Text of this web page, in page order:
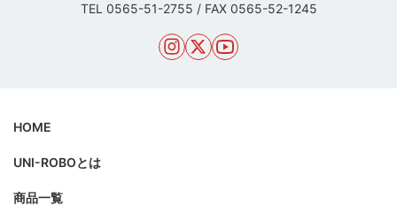
TEL 0565-51-2755 / FAX 0565-52-1245
HOME
UNI-ROBOとは
商品一覧